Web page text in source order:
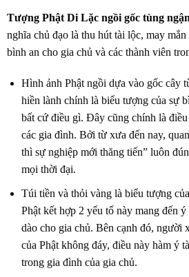
Tượng Phật Di Lặc ngồi gốc tùng
nghĩa chủ đạo là thu hút tài lộc, may
bình an cho gia chủ và các thành viên
Hình ảnh Phật ngồi dựa vào gốc cây
hiền lành chính là biểu tượng của sự
bất cứ điều gì. Đây cũng chính là
các gia đình. Bởi từ xưa đến nay,
thì sự nghiệp mới thăng tiến” luôn
mọi thời đại.
Túi tiền và thỏi vàng là biểu tượng
Phật kết hợp 2 yếu tố này mang đến
dào cho gia chủ. Bên cạnh đó, người
của Phật không đáy, điều này hàm ý
trong gia đình của gia chủ.